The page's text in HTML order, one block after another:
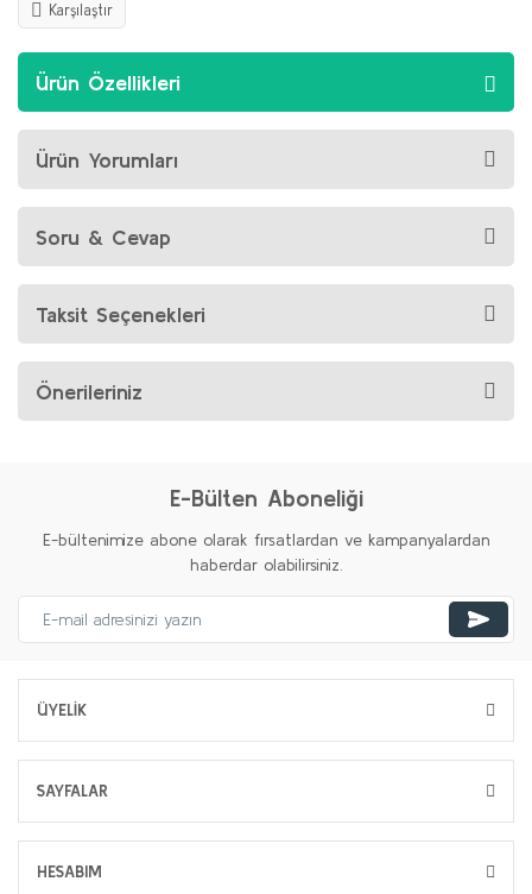
Karşılaştır
Ürün Özellikleri
Ürün Yorumları
Soru & Cevap
Taksit Seçenekleri
Önerileriniz
E-Bülten Aboneliği
E-bültenimize abone olarak fırsatlardan ve kampanyalardan
haberdar olabilirsiniz.
ÜYELİK
SAYFALAR
HESABIM